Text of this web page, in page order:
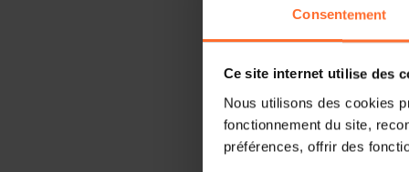
Consentement
Ce site internet utilise des
Nous utilisons des cookies
fonctionnement du site,
préférences, offrir des